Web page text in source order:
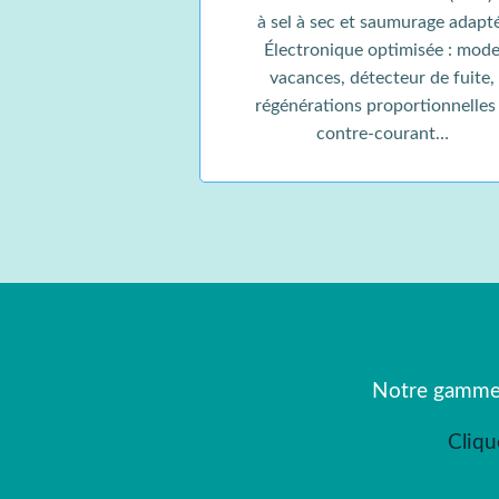
à sel à sec et saumurage
Électronique optimisée :
vacances, détecteur de fuite,
régénérations proportionnelles
contre-courant…
Notre